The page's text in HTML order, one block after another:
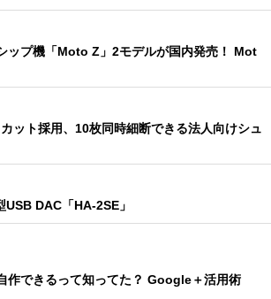
ップ機「Moto Z」2モデルが国内発売！ Mot
ット採用、10枚同時細断できる法人向けシュ
DAC「HA-2SE」
作できるって知ってた？ Google＋活用術